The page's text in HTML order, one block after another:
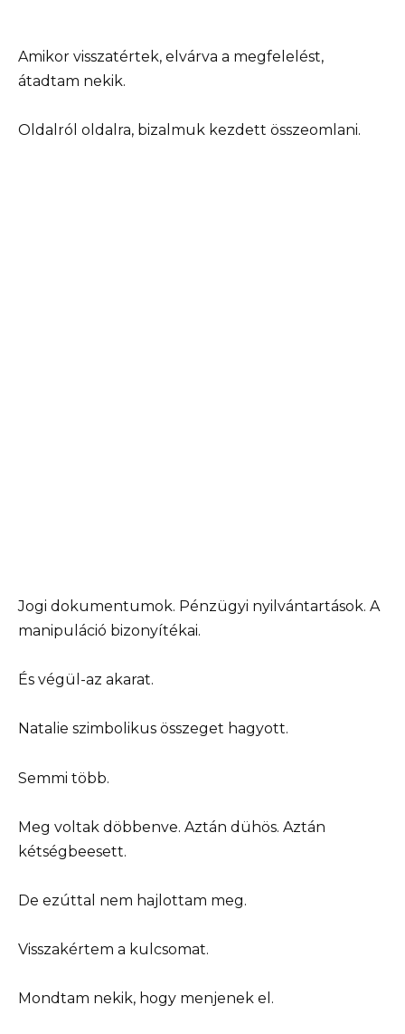
Amikor visszatértek, elvárva a megfelelést,
átadtam nekik.
Oldalról oldalra, bizalmuk kezdett összeomlani.
Jogi dokumentumok. Pénzügyi nyilvántartások. A
manipuláció bizonyítékai.
És végül-az akarat.
Natalie szimbolikus összeget hagyott.
Semmi több.
Meg voltak döbbenve. Aztán dühös. Aztán
kétségbeesett.
De ezúttal nem hajlottam meg.
Visszakértem a kulcsomat.
Mondtam nekik, hogy menjenek el.